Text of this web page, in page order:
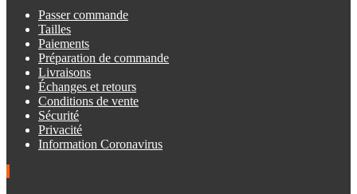
Passer commande
Tailles
Paiements
Préparation de commande
Livraisons
Échanges et retours
Conditions de vente
Sécurité
Privacité
Information Coronavirus